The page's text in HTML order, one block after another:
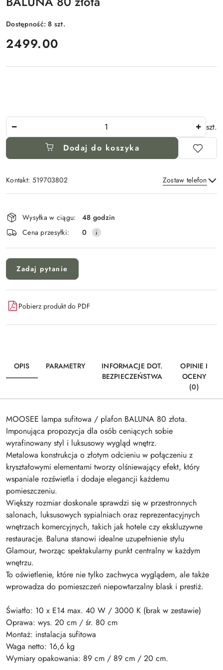
Dostępność:8 szt.
cena:
2499.00
szt.
Dodaj do koszyka
Kontakt: 519703802 Zostaw telefon
i
dostawa
Wysyłka w ciągu:
48 godzin
Cena przesyłki:
0
Zadaj pytanie
Pobierz produkt do PDF
OPIS PARAMETRY
INFORMACJE DOT.
BEZPIECZEŃSTWA
OPINIE I
OCENY
(0)
MOOSEE lampa sufitowa / plafon BALUNA 80 złota.
Imponująca propozycja dla osób ceniących sobie
wyrafinowany styl i luksusowy wygląd wnętrz.
Metalowa konstrukcja o złotym odcieniu w połączeniu z
kryształowymi elementami tworzy olśniewający efekt, który
wspaniale rozświetla i dodaje elegancji każdemu
pomieszczeniu.
Większy rozmiar doskonale sprawdzi się w przestronnych
salonach, luksusowych sypialniach oraz reprezentacyjnych
wnętrzach komercyjnych, takich jak hotele czy ekskluzywne
restauracje. Baluna stanowi idealne uzupełnienie stylu
Glamour, tworząc spektakularny punkt centralny w każdym
wnętrzu.
To oświetlenie, które nie tylko zachwyca wyglądem, ale także
wprowadza do pomieszczeń niepowtarzalny blask i prestiż.
Światło: 10 x E14 max. 40 W / 3000 K (brak w zestawie)
Oprawa: wys. 20 cm / śr. 80 cm
Montaż: instalacja sufitowa
Waga netto: 16,6 kg
Wymiary opakowania: 89 cm / 89 cm / 20 cm.